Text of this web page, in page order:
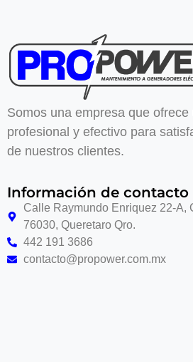
Somos una empresa que ofrece
profesional y efectivo para
de nuestros clientes.
Información de contacto
Calle Raymundo Enriquez 22-A,
76030, Queretaro Qro.
442 191 3686
contacto@propower.com.mx